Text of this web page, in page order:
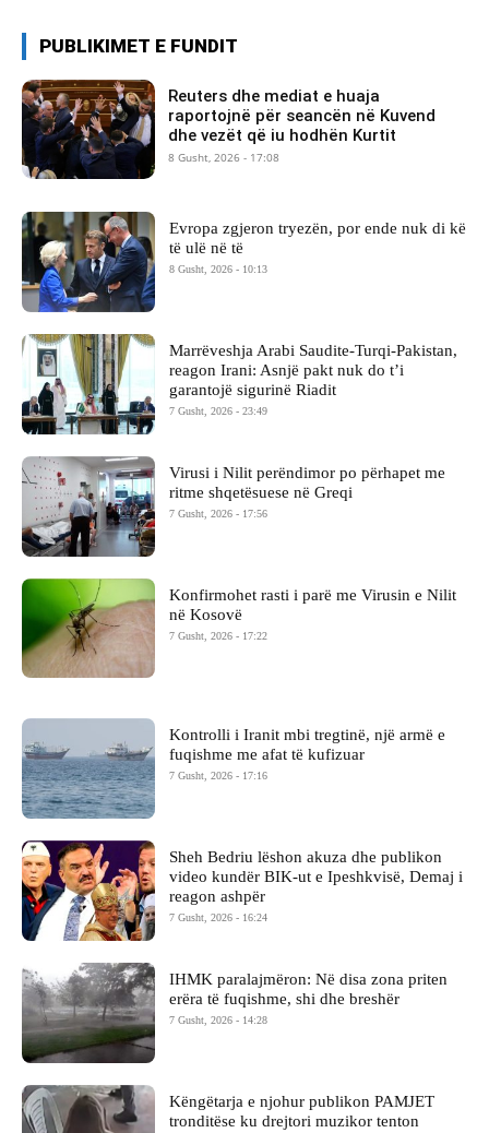
PUBLIKIMET E FUNDIT
Reuters dhe mediat e huaja
raportojnë për seancën në Kuvend
dhe vezët që iu hodhën Kurtit
8 Gusht, 2026 - 17:08
Evropa zgjeron tryezën, por ende nuk di kë
të ulë në të
8 Gusht, 2026 - 10:13
Marrëveshja Arabi Saudite-Turqi-Pakistan,
reagon Irani: Asnjë pakt nuk do t’i
garantojë sigurinë Riadit
7 Gusht, 2026 - 23:49
Virusi i Nilit perëndimor po përhapet me
ritme shqetësuese në Greqi
7 Gusht, 2026 - 17:56
Konfirmohet rasti i parë me Virusin e Nilit
në Kosovë
7 Gusht, 2026 - 17:22
Kontrolli i Iranit mbi tregtinë, një armë e
fuqishme me afat të kufizuar
7 Gusht, 2026 - 17:16
Sheh Bedriu lëshon akuza dhe publikon
video kundër BIK-ut e Ipeshkvisë, Demaj i
reagon ashpër
7 Gusht, 2026 - 16:24
IHMK paralajmëron: Në disa zona priten
erëra të fuqishme, shi dhe breshër
7 Gusht, 2026 - 14:28
Këngëtarja e njohur publikon PAMJET
tronditëse ku drejtori muzikor tenton